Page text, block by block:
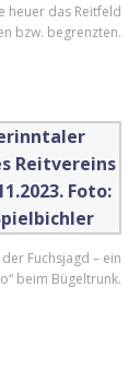
heuer das Reitfeld
bzw. begrenzten.
Fuchsjagd – ein
beim Bügeltrunk.